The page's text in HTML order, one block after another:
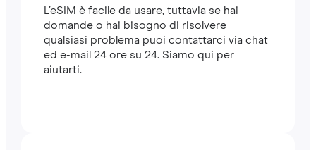
L’eSIM è facile da usare, tuttavia se hai
domande o hai bisogno di risolvere
qualsiasi problema puoi contattarci via chat
ed e-mail 24 ore su 24. Siamo qui per
aiutarti.